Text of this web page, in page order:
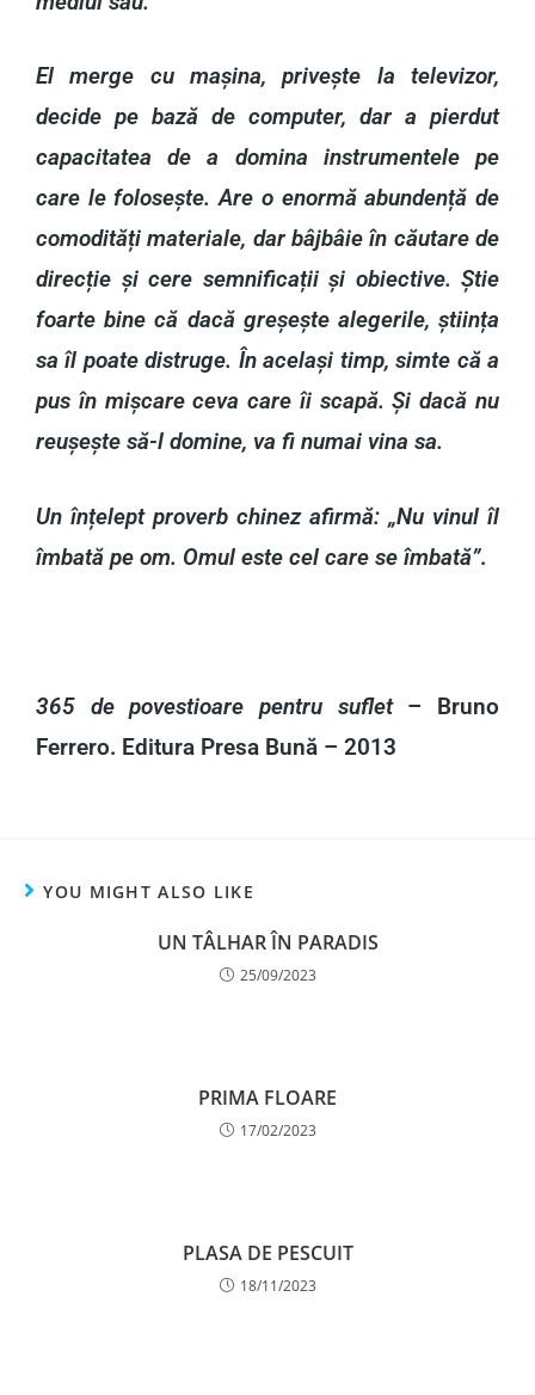
El merge cu mașina, privește la televizor,
decide pe bază de computer, dar a pierdut
capacitatea de a domina instrumentele pe
care le folosește. Are o enormă abundență de
comodități materiale, dar bâjbâie în căutare de
direcție și cere semnificații și obiective. Știe
foarte bine că dacă greșește alegerile, știința
sa îl poate distruge. În același timp, simte că a
pus în mișcare ceva care îi scapă. Și dacă nu
reușește să-l domine, va fi numai vina sa.
Un înțelept proverb chinez afirmă: „Nu vinul îl
îmbată pe om. Omul este cel care se îmbată”.
365 de povestioare pentru suflet– Bruno
Ferrero. Editura Presa Bună – 2013
YOU MIGHT ALSO LIKE
UN TÂLHAR ÎN PARADIS
25/09/2023
PRIMA FLOARE
17/02/2023
PLASA DE PESCUIT
18/11/2023